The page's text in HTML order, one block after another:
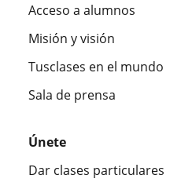
Acceso a alumnos
Misión y visión
Tusclases en el mundo
Sala de prensa
Únete
Dar clases particulares